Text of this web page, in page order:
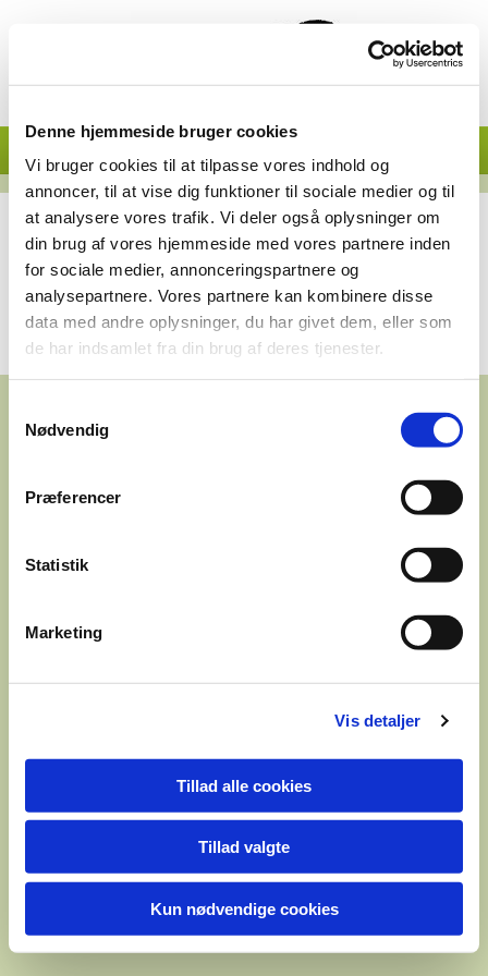
Denne hjemmeside bruger cookies
Vi bruger cookies til at tilpasse vores indhold og
annoncer, til at vise dig funktioner til sociale medier og til
at analysere vores trafik. Vi deler også oplysninger om
din brug af vores hjemmeside med vores partnere inden
for sociale medier, annonceringspartnere og
analysepartnere. Vores partnere kan kombinere disse
data med andre oplysninger, du har givet dem, eller som
de har indsamlet fra din brug af deres tjenester.
Nødvendig
Præferencer
Statistik
Marketing
Vis detaljer
Tillad alle cookies
Tillad valgte
Kun nødvendige cookies